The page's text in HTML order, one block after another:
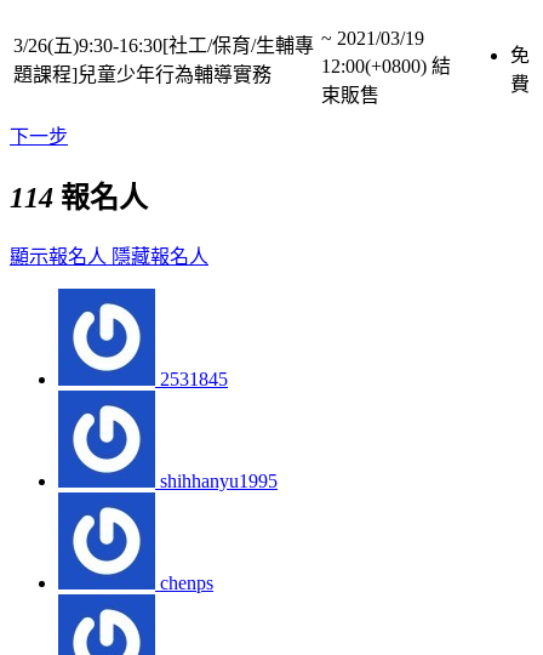
3/26(五)9:30-16:30[社工/保育/生輔專
題課程]兒童少年行為輔導實務
~ 2021/03/19
12:00(+0800) 結
束販售
免
費
下一步
114 報名人
顯示報名人 隱藏報名人
2531845
shihhanyu1995
chenps